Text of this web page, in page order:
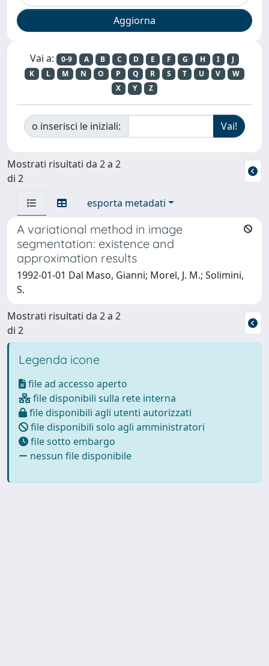
Vai a: 0-9 A B C D E F G H I
J
K
L M N O P Q R S T U V
W
X
Y Z
o inserisci le iniziali:
Mostrati risultati da 2 a 2
di 2
esporta metadati
A variational method in image
segmentation: existence and
approximation results
1992-01-01 Dal Maso, Gianni; Morel, J. M.; Solimini,
S.
Mostrati risultati da 2 a 2
di 2
Legenda icone
file ad accesso aperto
file disponibili sulla rete interna
file disponibili agli utenti autorizzati
file disponibili solo agli amministratori
file sotto embargo
nessun file disponibile